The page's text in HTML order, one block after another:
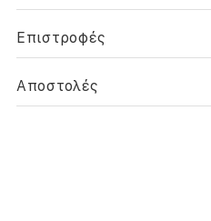
Επιστροφές
Αποστολές